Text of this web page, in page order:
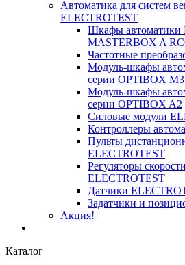
Автоматика для систем
ELECTROTEST
Шкафы автоматики
MASTERBOX A
Частотные
Модуль-шкафы
серии OPTIBOX M3
Модуль-шкафы
серии OPTIBOX A2
Силовые модули
Контроллеры
Пульты
ELECTROTEST
Регуляторы
ELECTROTEST
Датчики
Задатчики и
Акция!
Каталог